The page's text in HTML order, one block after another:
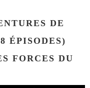
DE
ÉPISODES)
FORCES DU